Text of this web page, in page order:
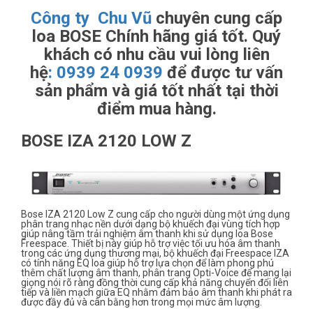
Công ty Chu Vũ chuyên cung cấp
loa BOSE Chính hãng giá tốt. Quý
khách có nhu cầu vui lòng liên
hệ: 0939 24 0939 để được tư vấn
sản phẩm và giá tốt nhất tại thời
điểm mua hàng.
BOSE IZA 2120 LOW Z
Bose IZA 2120 Low Z cung cấp cho người dùng một ứng dụng
phân trang nhạc nền dưới dạng bộ khuếch đại vùng tích hợp
giúp nâng tầm trải nghiệm âm thanh khi sử dụng loa Bose
Freespace. Thiết bị này giúp hỗ trợ việc tối ưu hóa âm thanh
trong các ứng dụng thương mại, bộ khuếch đại Freespace IZA
có tính năng EQ loa giúp hỗ trợ lựa chọn để làm phong phú
thêm chất lượng âm thanh, phân trang Opti-Voice để mang lại
giọng nói rõ ràng đồng thời cung cấp khả năng chuyển đổi liên
tiếp và liền mạch giữa EQ nhằm đảm bảo âm thanh khi phát ra
được đầy đủ và cân bằng hơn trong mọi mức âm lượng.